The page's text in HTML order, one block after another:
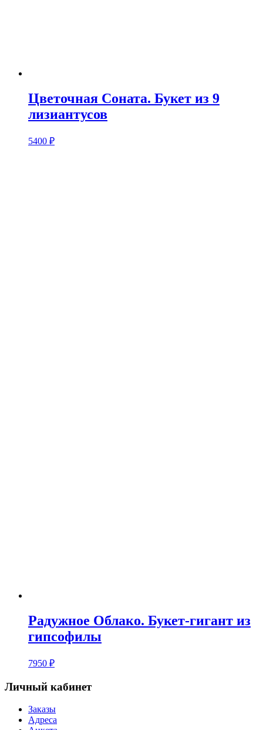
Цветочная Соната. Букет из 9
лизиантусов
5400 ₽
Радужное Облако. Букет-гигант из
гипсофилы
7950 ₽
Личный кабинет
Заказы
Адреса